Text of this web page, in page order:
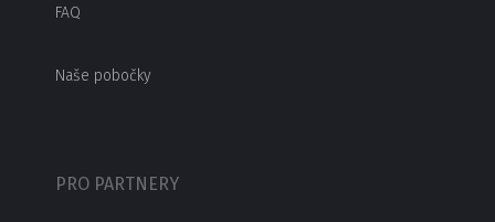
FAQ
Naše pobočky
PRO PARTNERY